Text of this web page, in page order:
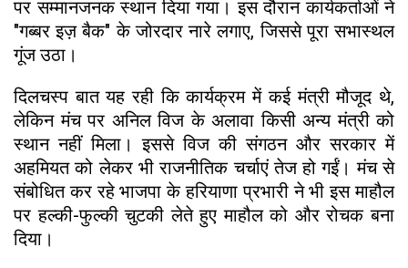
पर सम्मानजनक स्थान दिया गया। इस दौरान कार्यकर्ताओं ने
"गब्बर इज़ बैक" के जोरदार नारे लगाए, जिससे पूरा सभास्थल
गूंज उठा।
दिलचस्प बात यह रही कि कार्यक्रम में कई मंत्री मौजूद थे,
लेकिन मंच पर अनिल विज के अलावा किसी अन्य मंत्री को
स्थान नहीं मिला। इससे विज की संगठन और सरकार में
अहमियत को लेकर भी राजनीतिक चर्चाएं तेज हो गईं। मंच से
संबोधित कर रहे भाजपा के हरियाणा प्रभारी ने भी इस माहौल
पर हल्की-फुल्की चुटकी लेते हुए माहौल को और रोचक बना
दिया।